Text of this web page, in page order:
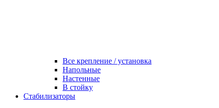
Все крепление / установка
Напольные
Настенные
В стойку
Стабилизаторы